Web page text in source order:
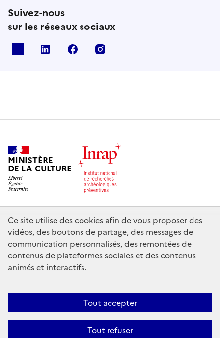
Ce site utilise des cookies afin de vous proposer des
vidéos, des boutons de partage, des messages de
communication personnalisés, des remontées de
contenus de plateformes sociales et des contenus
animés et interactifs.
Tout accepter
Tout refuser
Suivez-nous
sur les réseaux sociaux
Linkedin Facebook
MINISTÈRE
DE LA CULTURE
legifrance.gouv.fr
info.gouv.fr
service-public.gouv.fr
data.gouv.fr
Nous contacter Mentions légales
Accessibilité : partiellement
Politique d’utilisation des témoins de connexion (cookies)
Politique générale de protection des données